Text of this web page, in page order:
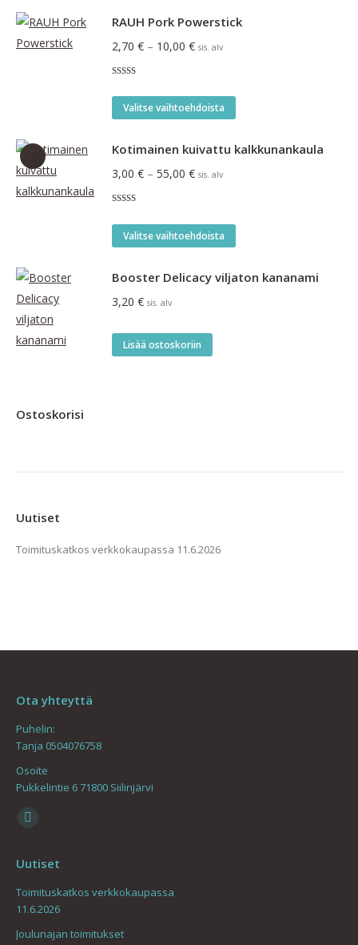
RAUH Pork Powerstick
2,70 € – 10,00 €Hintaluokka:
10,00 €
sis. alv
tuotteesta:
3.00/ 5
Valitse vaihtoehdoista
on
tehdä
valinnat
tuotteen
Kotimainen kuivattu kalkkunankaula
3,00 € – 55,00 €Hintaluokka:
55,00 €
sis. alv
5.00/ 5
Valitse vaihtoehdoista
on
Booster Delicacy viljaton kananami
3,20 € sis. alv
Lisää ostoskoriin
Ostoskorisi
Uutiset
Toimituskatkos verkkokaupassa 11.6.2026
Ota yhteyttä
Puhelin:
Tanja 0504076758
Osoite
Pukkelintie 6 71800 Siilinjärvi
Find us on:
opens
in
new
window
Uutiset
Toimituskatkos verkkokaupassa
11.6.2026
Joulunajan toimitukset